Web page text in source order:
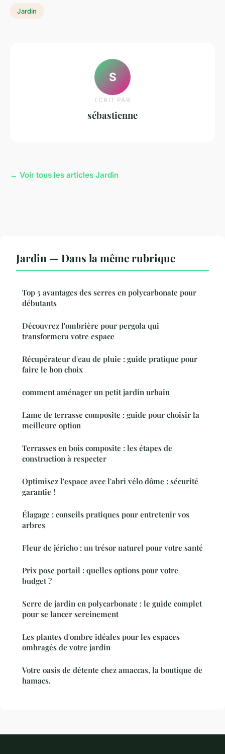
Jardin
S
ECRIT PAR
sébastienne
← Voir tous les articles Jardin
Jardin — Dans la même rubrique
Top 5 avantages des serres en polycarbonate pour
débutants
Découvrez l'ombrière pour pergola qui
transformera votre espace
Récupérateur d'eau de pluie : guide pratique pour
faire le bon choix
comment aménager un petit jardin urbain
Lame de terrasse composite : guide pour choisir la
meilleure option
Terrasses en bois composite : les étapes de
construction à respecter
Optimisez l'espace avec l'abri vélo dôme : sécurité
garantie !
Élagage : conseils pratiques pour entretenir vos
arbres
Fleur de jéricho : un trésor naturel pour votre santé
Prix pose portail : quelles options pour votre
budget ?
Serre de jardin en polycarbonate : le guide complet
pour se lancer sereinement
Les plantes d'ombre idéales pour les espaces
ombragés de votre jardin
Votre oasis de détente chez amaccas, la boutique de
hamacs.